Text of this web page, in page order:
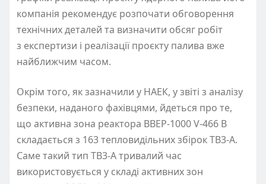
компанія рекомендує розпочати обговорення
технічних деталей та визначити обсяг робіт
з експертизи і реалізації проєкту палива вже
найближчим часом.
Окрім того, як зазначили у НАЕК, у звіті з аналізу
безпеки, наданого фахівцями, йдеться про те,
що активна зона реактора ВВЕР-1000 V-466 В
складається з 163 тепловидільних збірок ТВ3-А.
Саме такий тип ТВ3-А тривалий час
використовується у складі активних зон